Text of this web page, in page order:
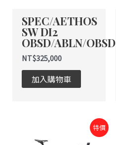
SPEC/AETHOS
SW DI2
OBSD/ABLN/OBSD
NT$325,000
加入購物車
特價